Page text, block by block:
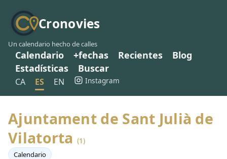
Cronovies
Un calendario hecho de calles
Calendario +fechas Recientes
Blog
Estadísticas
Buscar
CA ES EN Instagram
Ajuntament de Sant Julià de
Vilatorta(1)
Calendario